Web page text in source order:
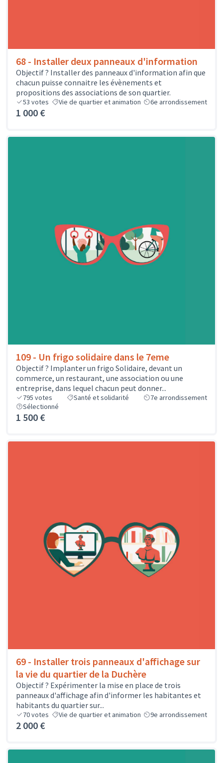
68 - Installer deux panneaux d'information
Objectif ? Installer des panneaux d'information afin que
chacun puisse connaitre les évènements et
propositions des associations de son quartier.
53 votes Vie de quartier et animation 6e arrondissement
1 000 €
109 - Un frigo solidaire dans le 7eme
Objectif ? Implanter un frigo Solidaire, devant un
commerce, un restaurant, une association ou une
entreprise, dans lequel chacun peut donner...
795 votes Santé et solidarité
7e arrondissement
Sélectionné
1 500 €
69 - Installer trois panneaux d'affichage sur
la vie du quartier de la Duchère
Objectif ? Expérimenter la mise en place de trois
panneaux d'affichage afin d'informer les habitantes et
habitants du quartier sur...
70votes Vie de quartier et animation 9e arrondissement
2 000 €